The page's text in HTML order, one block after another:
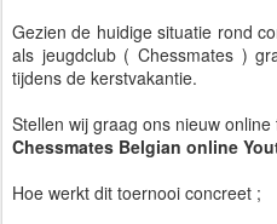
Gezien de huidige situatie rond
als jeugdclub ( Chessmates )
tijdens de kerstvakantie.
Stellen wij graag ons nieuw
Chessmates Belgian online
Hoe werkt dit toernooi concreet ;